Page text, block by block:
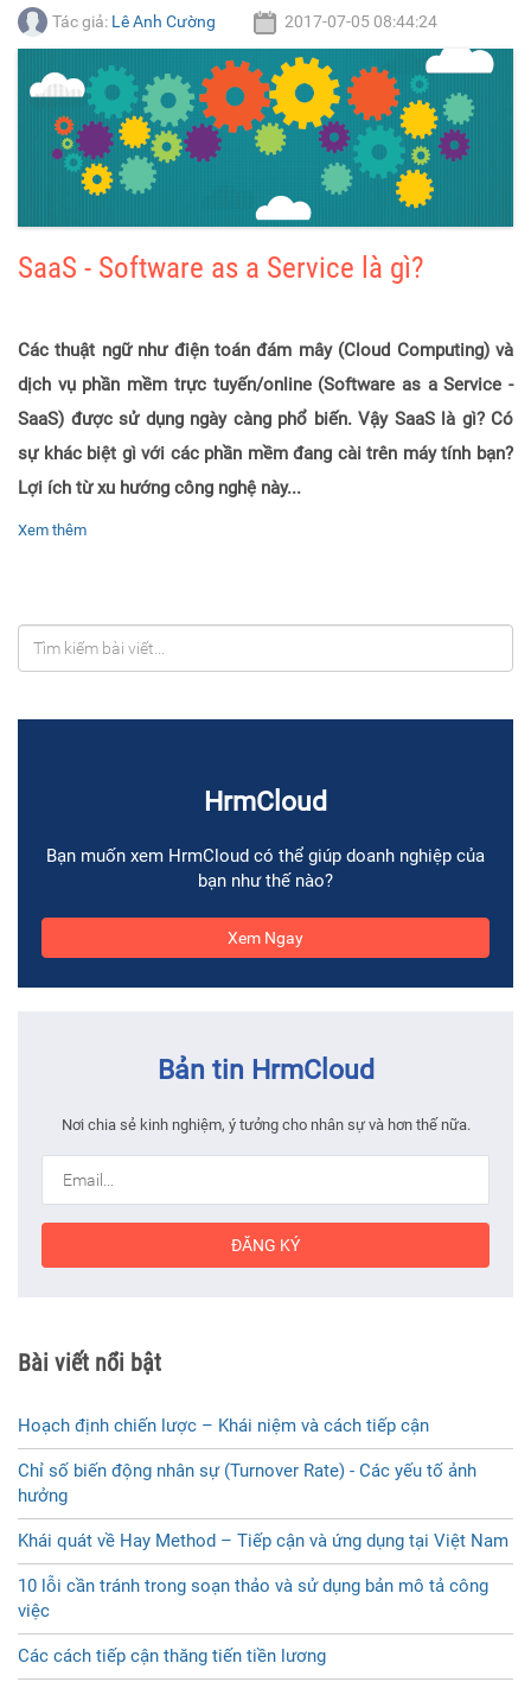
Tác giả: Lê Anh Cường 2017-07-05 08:44:24
SaaS - Software as a Service là gì?
Các thuật ngữ như điện toán đám mây (Cloud Computing) và
dịch vụ phần mềm trực tuyến/online (Software as a Service -
SaaS) được sử dụng ngày càng phổ biến. Vậy SaaS là gì? Có
sự khác biệt gì với các phần mềm đang cài trên máy tính bạn?
Lợi ích từ xu hướng công nghệ này...
Xem thêm
HrmCloud
Bạn muốn xem HrmCloud có thể giúp doanh nghiệp của
bạn như thế nào?
Xem Ngay
Bản tin HrmCloud
Nơi chia sẻ kinh nghiệm, ý tưởng cho nhân sự và hơn thế nữa.
ĐĂNG KÝ
Bài viết nổi bật
Hoạch định chiến lược – Khái niệm và cách tiếp cận
Chỉ số biến động nhân sự (Turnover Rate) - Các yếu tố ảnh
hưởng
Khái quát về Hay Method – Tiếp cận và ứng dụng tại Việt Nam
10 lỗi cần tránh trong soạn thảo và sử dụng bản mô tả công
việc
Các cách tiếp cận thăng tiến tiền lương